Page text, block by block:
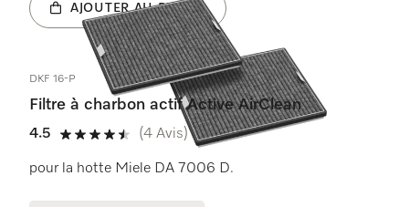
AJOUTER AU PANIER
DKF 16-P
Filtre à charbon actif Active AirClean
4.5
4.5 étoiles sur 5
(4 Avis)
pour la hotte Miele DA 7006 D.